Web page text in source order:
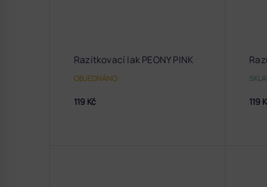
Razítkovací lak PEONY PINK
OBJEDNÁNO
119 Kč 119